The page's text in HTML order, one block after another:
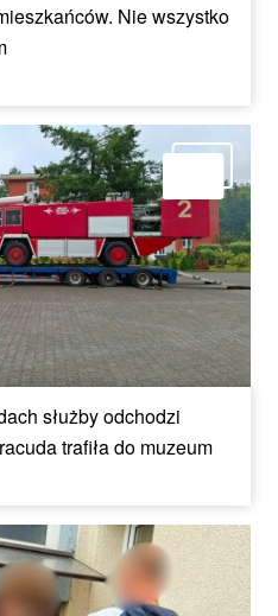
Nie wszystko
służby odchodzi
trafiła do muzeum